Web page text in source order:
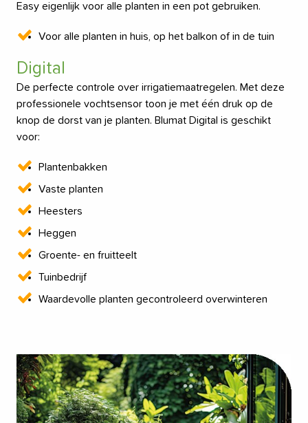
Easy eigenlijk voor alle planten in een pot gebruiken.
Voor alle planten in huis, op het balkon of in de tuin
Digital
De perfecte controle over irrigatiemaatregelen. Met deze
professionele vochtsensor toon je met één druk op de
knop de dorst van je planten. Blumat Digital is geschikt
voor:
Plantenbakken
Vaste planten
Heesters
Heggen
Groente- en fruitteelt
Tuinbedrijf
Waardevolle planten gecontroleerd overwinteren